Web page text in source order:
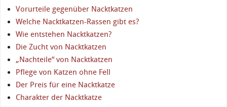
Vorurteile gegenüber Nacktkatzen
Welche Nacktkatzen-Rassen gibt es?
Wie entstehen Nacktkatzen?
Die Zucht von Nacktkatzen
„Nachteile“ von Nacktkatzen
Pflege von Katzen ohne Fell
Der Preis für eine Nacktkatze
Charakter der Nacktkatze